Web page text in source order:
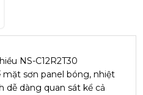
NS-C12R2T30
sơn panel bóng, nhiệt
dễ dàng quan sát kể cả